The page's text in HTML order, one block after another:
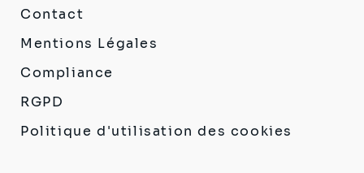
Contact
Mentions Légales
Compliance
RGPD
Politique d'utilisation des cookies